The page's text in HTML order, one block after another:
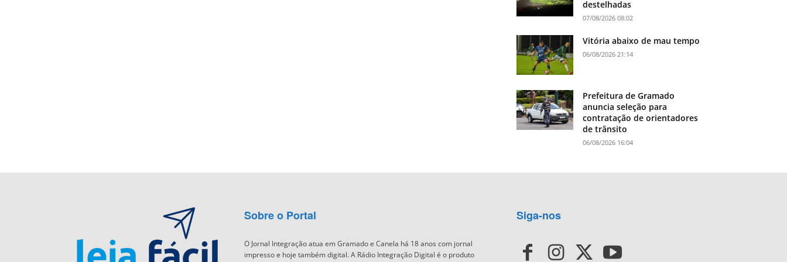
destelhadas
07/08/2026 08:02
Vitória abaixo de mau tempo
06/08/2026 21:14
Prefeitura de Gramado
anuncia seleção para
contratação de orientadores
de trânsito
06/08/2026 16:04
Sobre o Portal
O Jornal Integração atua em Gramado e Canela há 18 anos com jornal
impresso e hoje também digital. A Rádio Integração Digital é o produto
Siga-nos